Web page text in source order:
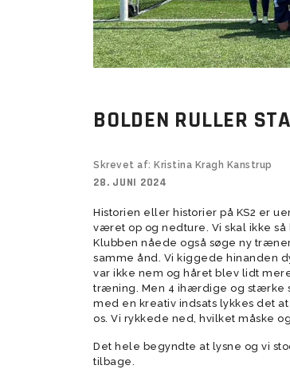
Veteran 8 mands (+50)
Veteran 11 mands (+55)
Veteran 8 mands (+55)
U10 Drenge (17)
Prøvetræning Kvindesenior
Tumlingebold
BOLDEN RULLER
Skrevet af: Kristina Kragh Kanstrup
28. JUNI 2024
Historien eller historier på KS2 er
været op og nedture. Vi skal ikke
Klubben nåede også søge ny
samme ånd. Vi kiggede hinanden
var ikke nem og håret blev lidt
træning. Men 4 ihærdige og stærke
med en kreativ indsats lykkes det
os. Vi rykkede ned, hvilket måske
Det hele begyndte at lysne og vi
tilbage.